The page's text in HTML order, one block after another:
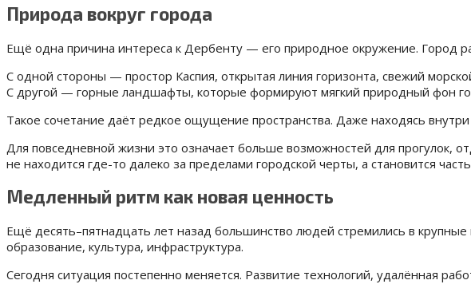
Природа вокруг города
Ещё одна причина интереса к Дербенту — его природное окружение. Город
С одной стороны — простор Каспия, открытая линия горизонта, свежий
С другой — горные ландшафты, которые формируют мягкий природный фон
Такое сочетание даёт редкое ощущение пространства. Даже находясь
Для повседневной жизни это означает больше возможностей для прогулок,
не находится где-то далеко за пределами городской черты, а становится
Медленный ритм как новая ценность
Ещё десять–пятнадцать лет назад большинство людей стремились в
образование, культура, инфраструктура.
Сегодня ситуация постепенно меняется. Развитие технологий, удалённая